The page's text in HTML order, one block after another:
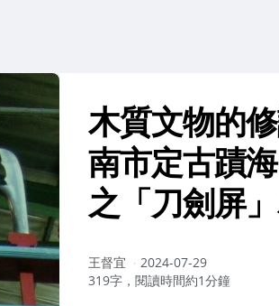
木質文物的
南市定古蹟
之「刀劍屏
作
者：
王督宜
2024-07-29
319字，閱讀時間約1分鐘